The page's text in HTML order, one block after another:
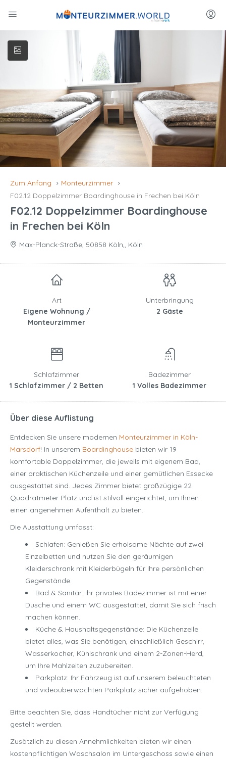
Zum Anfang
Monteurzimmer
F02.12 Doppelzimmer Boardinghouse in Frechen bei Köln
F02.12 Doppelzimmer Boardinghouse
in Frechen bei Köln
Max-Planck-Straße, 50858 Köln,, Köln
Art
Eigene Wohnung /
Monteurzimmer
Unterbringung
2 Gäste
Schlafzimmer
1 Schlafzimmer / 2 Betten
Badezimmer
1 Volles Badezimmer
Über diese Auflistung
Entdecken Sie unsere modernen Monteurzimmer in Köln-
Marsdorf! In unserem Boardinghouse bieten wir 19
komfortable Doppelzimmer, die jeweils mit eigenem Bad,
einer praktischen Küchenzeile und einer gemütlichen Essecke
ausgestattet sind. Jedes Zimmer bietet großzügige 22
Quadratmeter Platz und ist stilvoll eingerichtet, um Ihnen
einen angenehmen Aufenthalt zu bieten.
Die Ausstattung umfasst:
Schlafen: Genießen Sie erholsame Nächte auf zwei
Einzelbetten und nutzen Sie den geräumigen
Kleiderschrank mit Kleiderbügeln für Ihre persönlichen
Gegenstände.
Bad & Sanitär: Ihr privates Badezimmer ist mit einer
Dusche und einem WC ausgestattet, damit Sie sich frisch
machen können.
Küche & Haushaltsgegenstände: Die Küchenzeile
bietet alles, was Sie benötigen, einschließlich Geschirr,
Wasserkocher, Kühlschrank und einem 2-Zonen-Herd,
um Ihre Mahlzeiten zuzubereiten.
Parkplatz: Ihr Fahrzeug ist auf unserem beleuchteten
und videoüberwachten Parkplatz sicher aufgehoben.
Bitte beachten Sie, dass Handtücher nicht zur Verfügung
gestellt werden.
Zusätzlich zu diesen Annehmlichkeiten bieten wir einen
kostenpflichtigen Waschsalon im Untergeschoss sowie einen